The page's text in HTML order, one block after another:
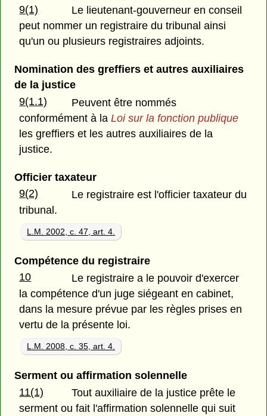
9(1)
Le lieutenant-gouverneur en conseil
peut nommer un registraire du tribunal ainsi
qu'un ou plusieurs registraires adjoints.
Nomination des greffiers et autres auxiliaires
de la justice
9(1.1)
Peuvent être nommés
conformément à laLoi sur la fonction publique
les greffiers et les autres auxiliaires de la
justice.
Officier taxateur
9(2)
Le registraire est l'officier taxateur du
tribunal.
L.M. 2002, c. 47, art. 4.
Compétence du registraire
10
Le registraire a le pouvoir d'exercer
la compétence d'un juge siégeant en cabinet,
dans la mesure prévue par les règles prises en
vertu de la présente loi.
L.M. 2008, c. 35, art. 4.
Serment ou affirmation solennelle
11(1)
Tout auxiliaire de la justice prête le
serment ou fait l'affirmation solennelle qui suit